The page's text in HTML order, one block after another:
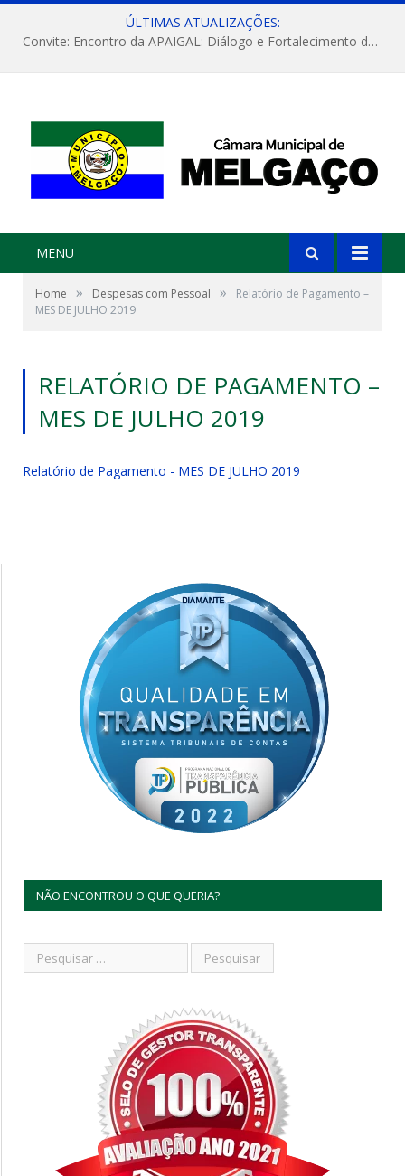
ÚLTIMAS ATUALIZAÇÕES:
Convite: Encontro da APAIGAL: Diálogo e Fortalecimento da Agricultura Familiar
MENU
Home » Despesas com Pessoal »
Relatório de Pagamento –
MES DE JULHO 2019
RELATÓRIO DE PAGAMENTO –
MES DE JULHO 2019
Relatório de Pagamento - MES DE JULHO 2019
NÃO ENCONTROU O QUE QUERIA?